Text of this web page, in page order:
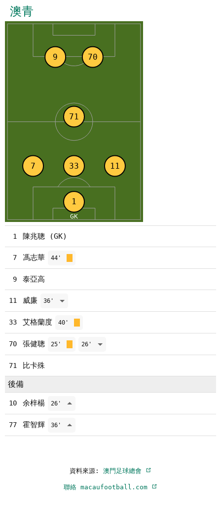
澳青
1 陳兆聰 (GK)
7 馮志華 44'
9 泰亞高
11 威廉 36'
33 艾格蘭度 40'
70 張健聰 25' 26'
71 比卡殊
後備
10 余梓楊 26'
77 霍智輝 36'
資料來源: 澳門足球總會
聯絡 macaufootball.com